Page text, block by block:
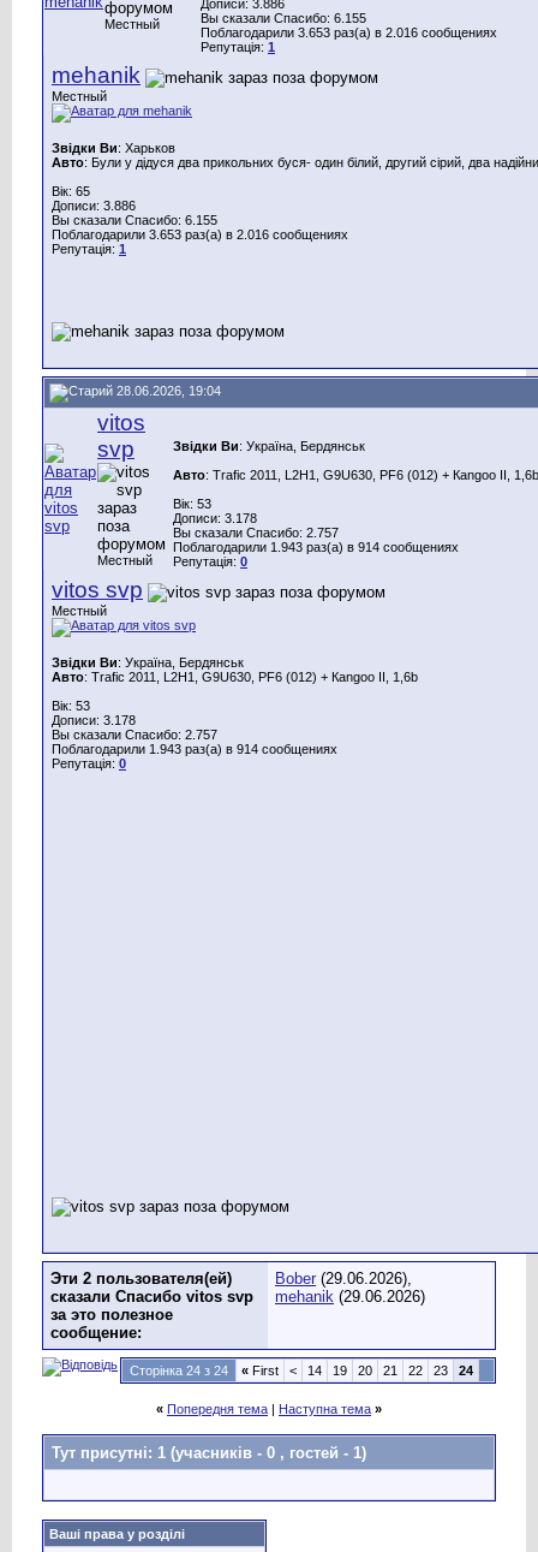
Местный
Дописи: 3.886
Вы сказали Спасибо: 6.155
Поблагодарили 3.653 раз(а) в 2.016 сообщениях
Репутація: 1
mehanik
Местный
Звідки Ви: Харьков
Авто: Були у дідуся два прикольних буся- один білий, другий сірий, два
Вік: 65
Дописи: 3.886
Вы сказали Спасибо: 6.155
Поблагодарили 3.653 раз(а) в 2.016 сообщениях
Репутація: 1
28.06.2026, 19:04
vitos
svp
Местный
Звідки Ви: Україна, Бердянськ
Авто: Trafic 2011, L2H1, G9U630, PF6 (012) + Каngoo II, 1,6b
Вік: 53
Дописи: 3.178
Вы сказали Спасибо: 2.757
Поблагодарили 1.943 раз(а) в 914 сообщениях
Репутація: 0
vitos svp
Местный
Звідки Ви: Україна, Бердянськ
Авто: Trafic 2011, L2H1, G9U630, PF6 (012) + Каngoo II, 1,6b
Вік: 53
Дописи: 3.178
Вы сказали Спасибо: 2.757
Поблагодарили 1.943 раз(а) в 914 сообщениях
Репутація: 0
Эти 2 пользователя(ей)
сказали Спасибо vitos svp
за это полезное
сообщение:
Bober (29.06.2026),
mehanik (29.06.2026)
Сторінка 24 з 24 « First < 14 19 20 21 22 23 24
« Попередня тема | Наступна тема »
Тут присутні: 1 (учасників - 0 , гостей - 1)
Ваші права у розділі